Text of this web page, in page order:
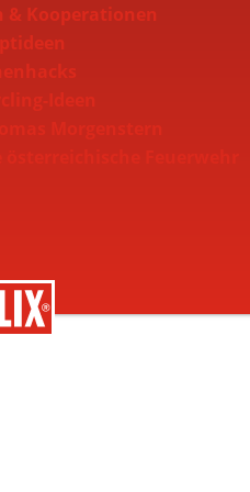
& Kooperationen
Ideen